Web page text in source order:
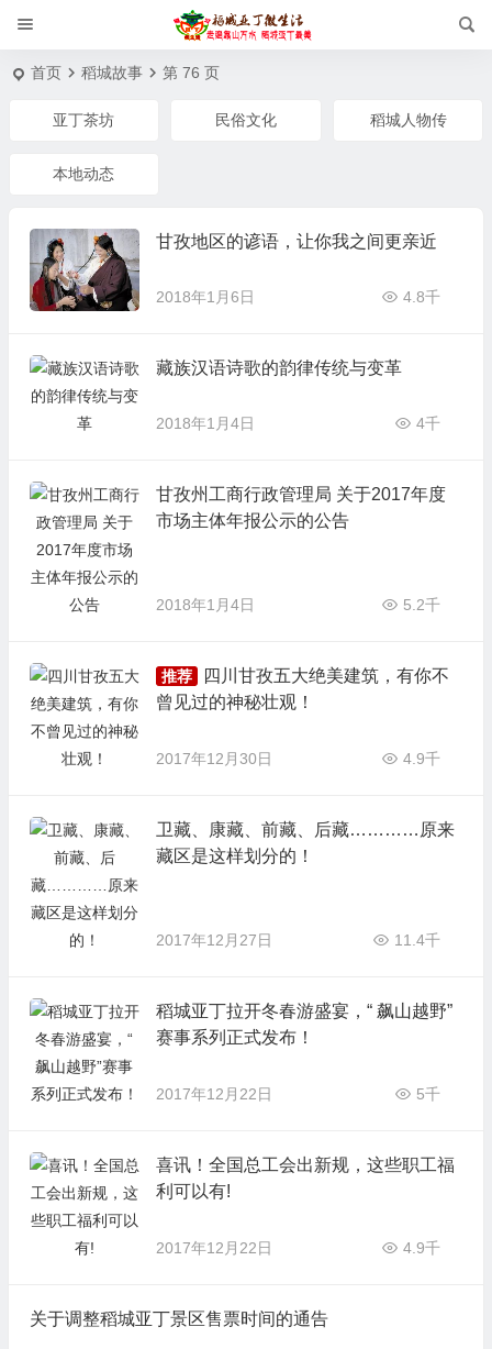
首页 稻城故事 第 76 页
亚丁茶坊 民俗文化 稻城人物传
本地动态
甘孜地区的谚语，让你我之间更亲近
2018年1月6日 4.8千
藏族汉语诗歌的韵律传统与变革
2018年1月4日 4千
甘孜州工商行政管理局 关于2017年度
市场主体年报公示的公告
2018年1月4日 5.2千
推荐
四川甘孜五大绝美建筑，有你不
曾见过的神秘壮观！
2017年12月30日 4.9千
卫藏、康藏、前藏、后藏…………原来
藏区是这样划分的！
2017年12月27日 11.4千
稻城亚丁拉开冬春游盛宴，“ 飙山越野”
赛事系列正式发布！
2017年12月22日 5千
喜讯！全国总工会出新规，这些职工福
利可以有!
2017年12月22日 4.9千
关于调整稻城亚丁景区售票时间的通告